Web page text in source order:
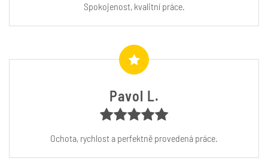
Spokojenost, kvalitní práce.
Pavol L.
Ochota, rychlost a perfektně provedená práce.